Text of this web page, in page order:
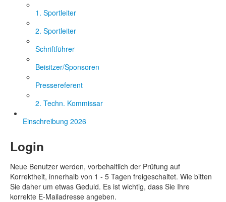
1. Sportleiter
2. Sportleiter
Schriftführer
Beisitzer/Sponsoren
Pressereferent
2. Techn. Kommissar
Einschreibung 2026
Login
Neue Benutzer werden, vorbehaltlich der Prüfung auf
Korrektheit, innerhalb von 1 - 5 Tagen freigeschaltet. Wie bitten
Sie daher um etwas Geduld. Es ist wichtig, dass Sie Ihre
korrekte E-Mailadresse angeben.